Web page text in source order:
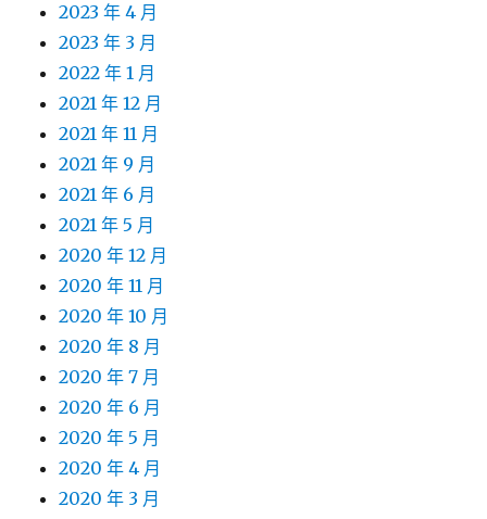
2023 年 4 月
2023 年 3 月
2022 年 1 月
2021 年 12 月
2021 年 11 月
2021 年 9 月
2021 年 6 月
2021 年 5 月
2020 年 12 月
2020 年 11 月
2020 年 10 月
2020 年 8 月
2020 年 7 月
2020 年 6 月
2020 年 5 月
2020 年 4 月
2020 年 3 月